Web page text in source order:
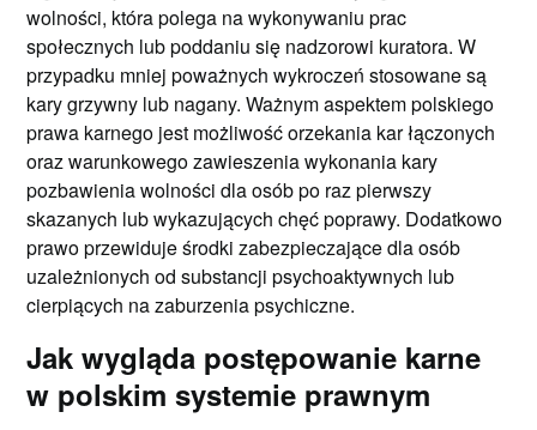
wolności, która polega na wykonywaniu prac
społecznych lub poddaniu się nadzorowi kuratora. W
przypadku mniej poważnych wykroczeń stosowane są
kary grzywny lub nagany. Ważnym aspektem polskiego
prawa karnego jest możliwość orzekania kar łączonych
oraz warunkowego zawieszenia wykonania kary
pozbawienia wolności dla osób po raz pierwszy
skazanych lub wykazujących chęć poprawy. Dodatkowo
prawo przewiduje środki zabezpieczające dla osób
uzależnionych od substancji psychoaktywnych lub
cierpiących na zaburzenia psychiczne.
Jak wygląda postępowanie karne
w polskim systemie prawnym